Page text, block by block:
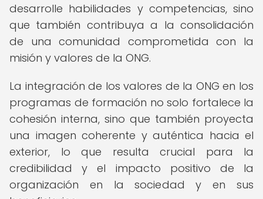
desarrolle habilidades y competencias, sino
que también contribuya a la consolidación
de una comunidad comprometida con la
misión y valores de la ONG.
La integración de los valores de la ONG en los
programas de formación no solo fortalece la
cohesión interna, sino que también proyecta
una imagen coherente y auténtica hacia el
exterior, lo que resulta crucial para la
credibilidad y el impacto positivo de la
organización en la sociedad y en sus